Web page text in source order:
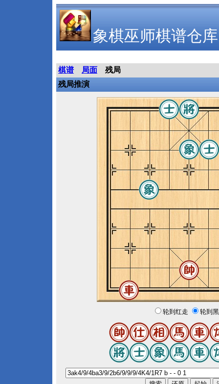
象棋巫师棋谱仓库
棋谱 局面
残局
残局推演
轮到红走 轮到